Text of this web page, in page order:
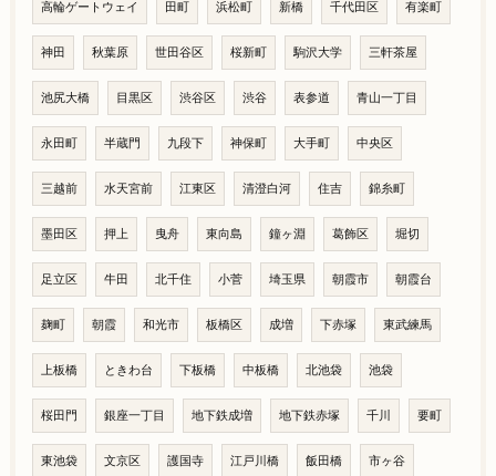
高輪ゲートウェイ 田町 浜松町 新橋 千代田区 有楽町
神田 秋葉原 世田谷区 桜新町 駒沢大学 三軒茶屋
池尻大橋 目黒区 渋谷区 渋谷 表参道 青山一丁目
永田町 半蔵門 九段下 神保町 大手町 中央区
三越前 水天宮前 江東区 清澄白河 住吉 錦糸町
墨田区 押上 曳舟 東向島 鐘ヶ淵 葛飾区 堀切
足立区 牛田 北千住 小菅 埼玉県 朝霞市 朝霞台
麹町 朝霞 和光市 板橋区 成増 下赤塚 東武練馬
上板橋 ときわ台 下板橋 中板橋 北池袋 池袋
桜田門 銀座一丁目 地下鉄成増 地下鉄赤塚 千川 要町
東池袋 文京区 護国寺 江戸川橋 飯田橋 市ヶ谷